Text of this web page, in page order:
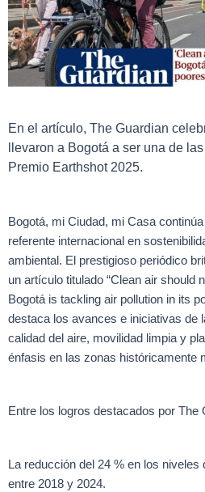
En el artículo, The Guardian
llevaron a Bogotá a ser una de
Premio Earthshot 2025.
Bogotá, mi Ciudad, mi Casa
referente internacional en
ambiental. El prestigioso periódico
un artículo titulado “Clean air should
Bogotá is tackling air pollution in its
destaca los avances e iniciativas de
calidad del aire, movilidad limpia y
énfasis en las zonas históricamente
Entre los logros destacados por The
La reducción del 24 % en los
entre 2018 y 2024.